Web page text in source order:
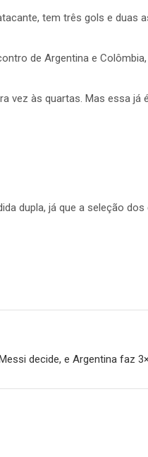
tem três gols e duas
de Argentina e
vez às quartas. Mas essa já
dupla, já que a seleção
decide, e Argentina faz